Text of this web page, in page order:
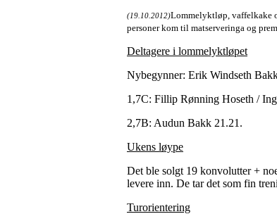
(19.10.2012)Lommelyktløp, vaffelkake
personer kom til matserveringa og
Deltagere i lommelyktløpet
Nybegynner: Erik Windseth
1,7C: Fillip Rønning Hoseth /
2,7B: Audun Bakk 21.21.
Ukens løype
Det ble solgt 19 konvolutter +
levere inn. De tar det som fin
Turorientering